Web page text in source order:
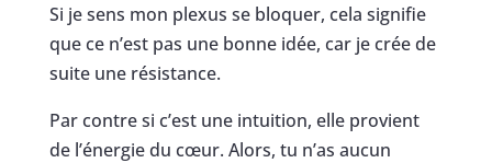
Si je sens mon plexus se bloquer, cela signifie
que ce n’est pas une bonne idée, car je crée de
suite une résistance.
Par contre si c’est une intuition, elle provient
de l’énergie du cœur. Alors, tu n’as aucun